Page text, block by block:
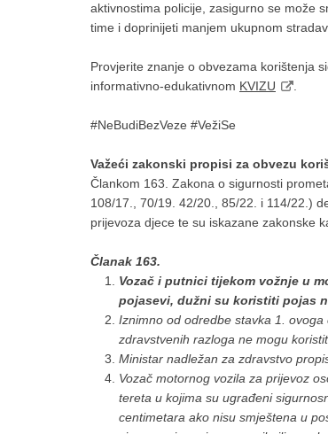
aktivnostima policije, zasigurno se može
time i doprinijeti manjem ukupnom
Provjerite znanje o obvezama korištenja
informativno-edukativnom KVIZU
#NeBudiBezVeze #VežiSe
Važeći zakonski propisi za obvezu
Člankom 163. Zakona o sigurnosti
108/17., 70/19. 42/20., 85/22. i 114/22.)
prijevoza djece te su iskazane zakonske
Članak 163.
Vozač i putnici tijekom vožnje u
pojasevi, dužni su koristiti pojas
Iznimno od odredbe stavka 1.
zdravstvenih razloga ne mogu
Ministar nadležan za zdravstvo
Vozač motornog vozila za prijevoz
tereta u kojima su ugrađeni
centimetara ako nisu smještena u